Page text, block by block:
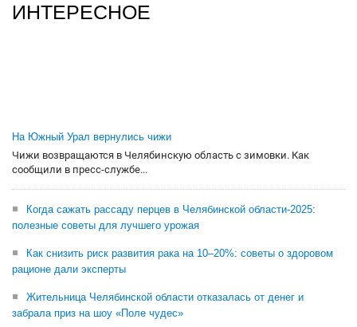
ИНТЕРЕСНОЕ
На Южный Урал вернулись чижи
Чижи возвращаются в Челябинскую область с зимовки. Как
сообщили в пресс-службе...
Когда сажать рассаду перцев в Челябинской области-2025:
полезные советы для лучшего урожая
Как снизить риск развития рака на 10–20%: советы о здоровом
рационе дали эксперты
Жительница Челябинской области отказалась от денег и
забрала приз на шоу «Поле чудес»